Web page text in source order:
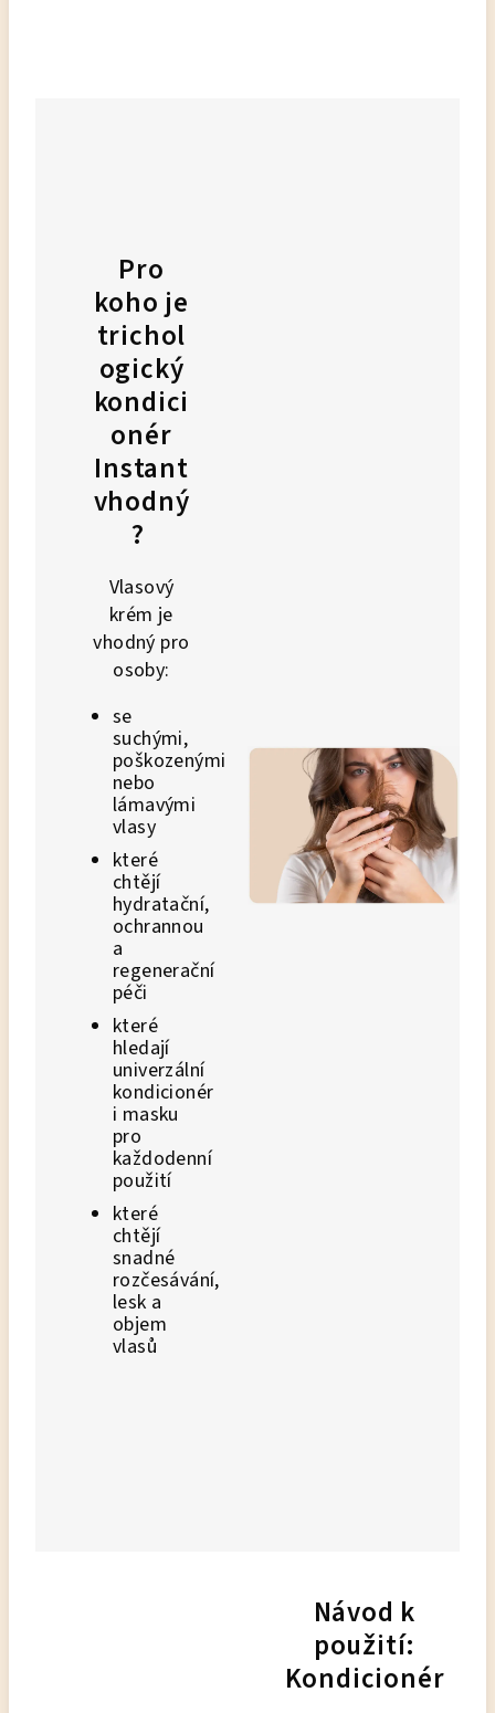
Pro
koho je
trichol
ogický
kondici
onér
Instant
vhodný
?
Vlasový
krém je
vhodný pro
osoby:
se
suchými,
poškozenými
nebo
lámavými
vlasy
které
chtějí
hydratační,
ochrannou
a
regenerační
péči
které
hledají
univerzální
kondicionér
i masku
pro
každodenní
použití
které
chtějí
snadné
rozčesávání,
lesk a
objem
vlasů
Návod k
použití:
Kondicionér